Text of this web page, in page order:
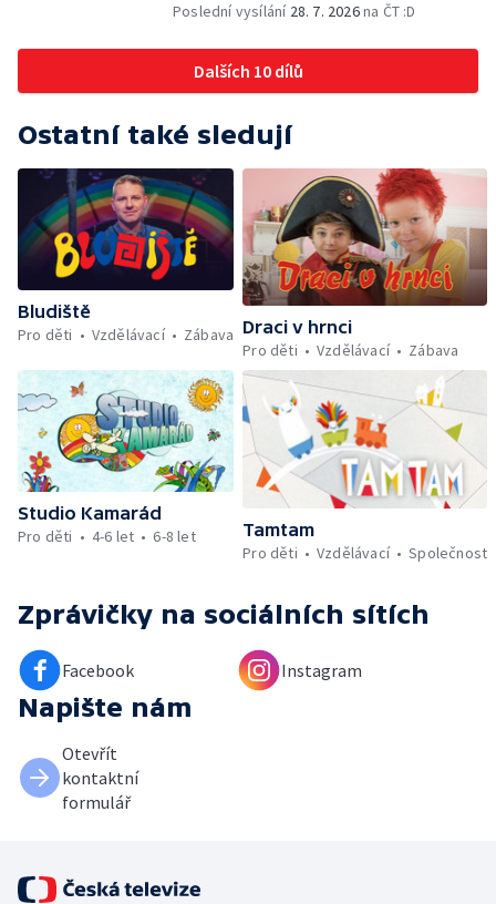
Poslední vysílání 28. 7. 2026na ČT :D
Dalších 10 dílů
Ostatní také sledují
Bludiště
Pro děti
Vzdělávací Zábava Draci v hrnci
Pro děti
Vzdělávací Zábava
Studio Kamarád
Pro děti
4-6 let 6-8 let
Tamtam
Pro děti
Vzdělávací Společnost
Zprávičky na sociálních sítích
Facebook Instagram
Napište nám
Otevřít
kontaktní
formulář